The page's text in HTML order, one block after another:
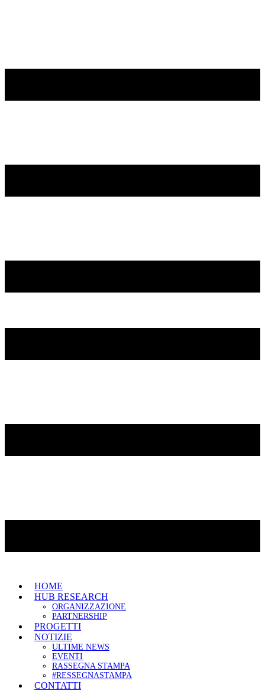
HOME
HUB RESEARCH
ORGANIZZAZIONE
PARTNERSHIP
PROGETTI
NOTIZIE
ULTIME NEWS
EVENTI
RASSEGNA STAMPA
#RESSEGNASTAMPA
CONTATTI